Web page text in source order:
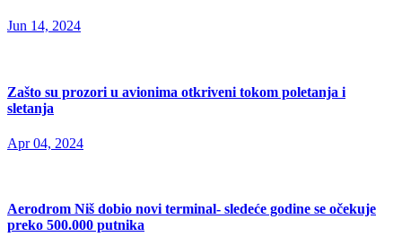
Jun 14, 2024
Zašto su prozori u avionima otkriveni tokom poletanja i
sletanja
Apr 04, 2024
Aerodrom Niš dobio novi terminal- sledeće godine se očekuje
preko 500.000 putnika